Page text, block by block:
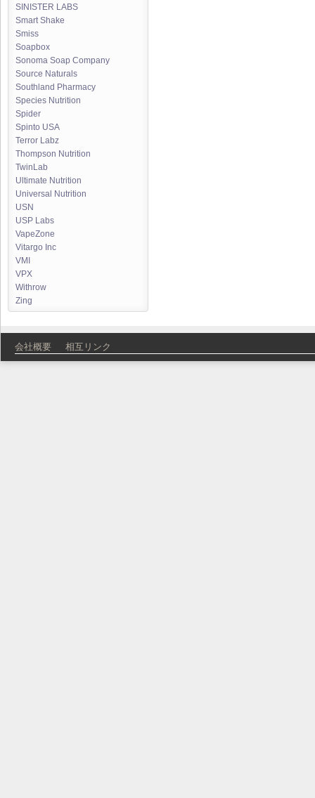
SINISTER LABS
Smart Shake
Smiss
Soapbox
Sonoma Soap Company
Source Naturals
Southland Pharmacy
Species Nutrition
Spider
Spinto USA
Terror Labz
Thompson Nutrition
TwinLab
Ultimate Nutrition
Universal Nutrition
USN
USP Labs
VapeZone
Vitargo Inc
VMI
VPX
Withrow
Zing
会社概要 相互リンク